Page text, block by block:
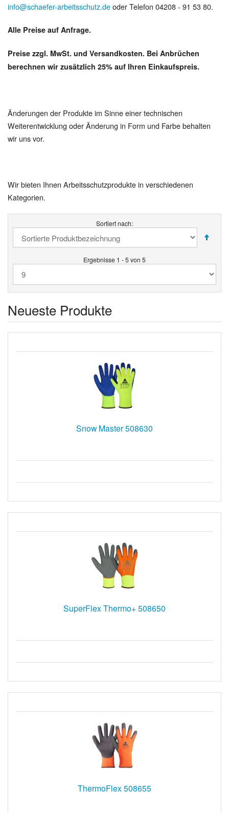
info@schaefer-arbeitsschutz.deoder Telefon 04208 - 91 53 80.
Alle Preise auf Anfrage.
Preise zzgl. MwSt. und Versandkosten. Bei Anbrüchen
berechnen wir zusätzlich 25% auf Ihren Einkaufspreis.
Änderungen der Produkte im Sinne einer technischen
Weiterentwicklung oder Änderung in Form und Farbe behalten
wir uns vor.
Wir bieten Ihnen Arbeitsschutzprodukte in verschiedenen
Kategorien.
Sortiert nach:
Ergebnisse 1 - 5 von 5
Neueste Produkte
Snow Master 508630
SuperFlex Thermo+ 508650
ThermoFlex 508655